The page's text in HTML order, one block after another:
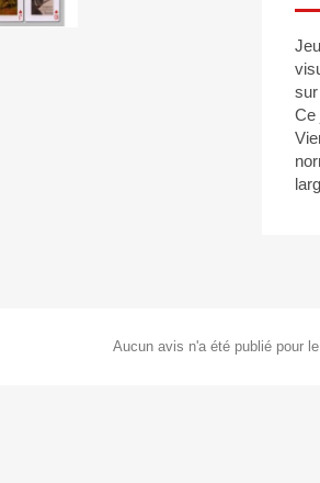
Ce
Aucun avis n'a été publié pour